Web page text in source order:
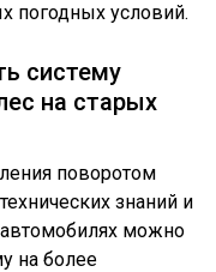
погодных условий.
систему
на старых
поворотом
знаний и
можно
на более